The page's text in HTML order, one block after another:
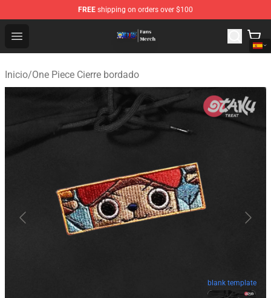
FREE shipping on orders over $100
Open menu
One Piece Store - Official One Piece Merchandise Shop
Inicio/One Piece Cierre bordado
blank template